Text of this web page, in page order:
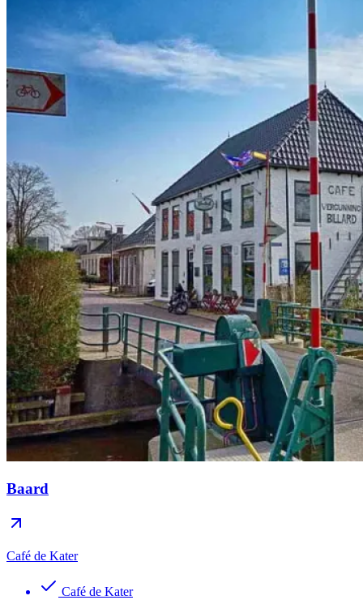
Baard
Café de Kater
Café de Kater